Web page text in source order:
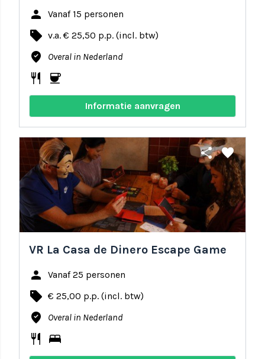
person Vanaf 15 personen
local_offer v.a. € 25,50 p.p. (incl. btw)
where_to_vote Overal in Nederland
restaurant coffee
Informatie aanvragen
share favorite
VR La Casa de Dinero Escape Game
person Vanaf 25 personen
local_offer € 25,00 p.p. (incl. btw)
where_to_vote Overal in Nederland
restaurant bed